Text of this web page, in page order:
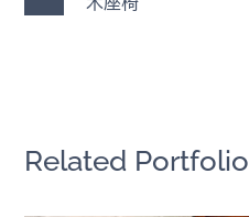
Related Portfolio